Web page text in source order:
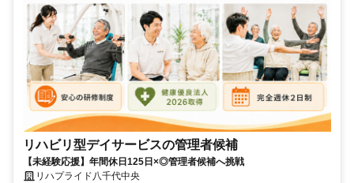
リハビリ型デイサービスの管理者候補
【未経験応援】年間休日125日×◎管理者候補へ挑戦
リハプライド八千代中央